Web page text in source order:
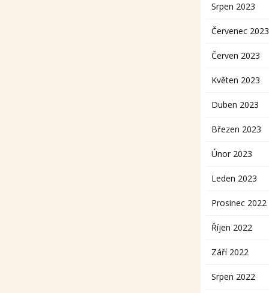
Srpen 2023
Červenec 2023
Červen 2023
Květen 2023
Duben 2023
Březen 2023
Únor 2023
Leden 2023
Prosinec 2022
Říjen 2022
Září 2022
Srpen 2022